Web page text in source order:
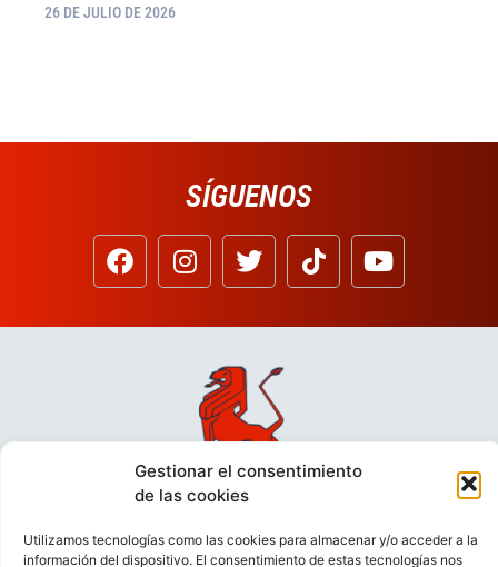
Gestionar el consentimiento
de las cookies
Utilizamos tecnologías como las cookies para almacenar y/o acceder a la
información del dispositivo. El consentimiento de estas tecnologías nos
26 DE JULIO DE 2026
SÍGUENOS